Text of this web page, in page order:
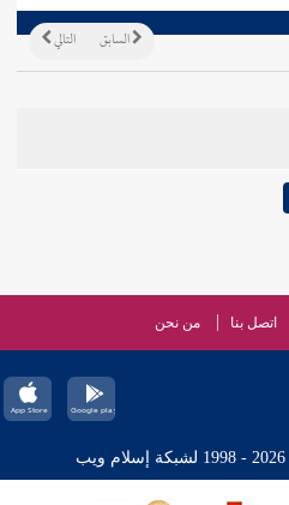
التالي السابق
اتصل بنا من نحن